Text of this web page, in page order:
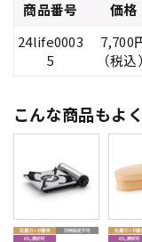
商品番号 価格
24life0003
5
7,700
（税込）
こんな商品もよ